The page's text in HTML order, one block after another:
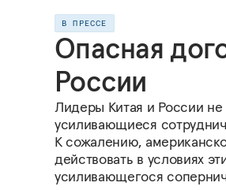
В ПРЕССЕ
Опасная
России
Лидеры Китая и России
усиливающиеся
К сожалению,
действовать в условиях
усиливающегося